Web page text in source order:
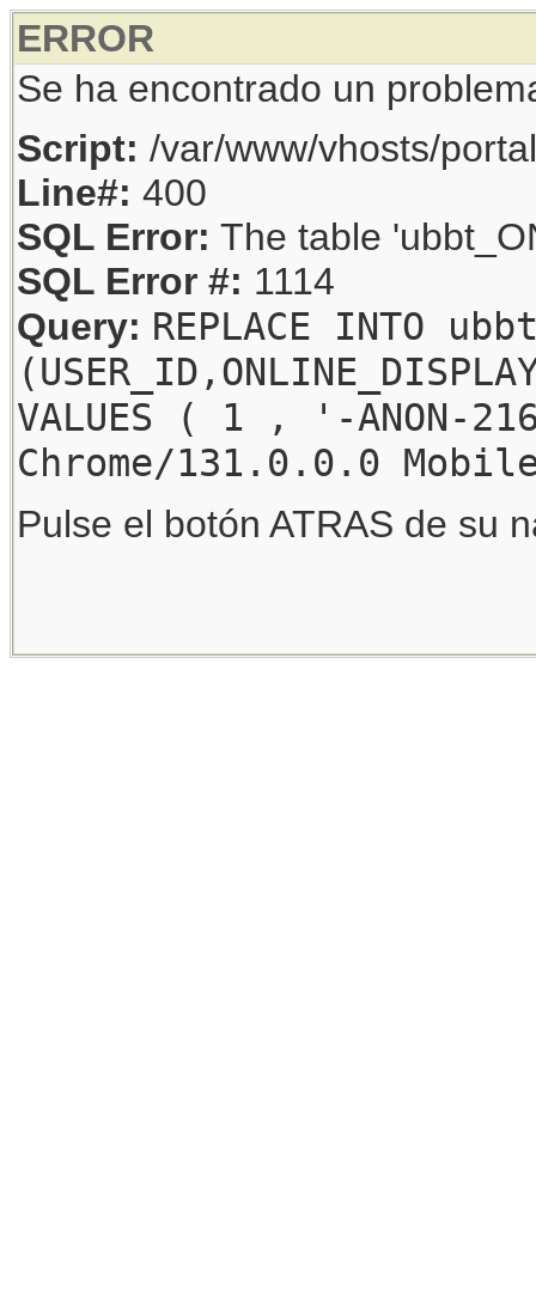
ERROR
Se ha encontrado un
Script: /var/www/vhosts/
Line#: 400
SQL Error: The table
SQL Error #: 1114
Query: REPLACE INTO
VALUES ( 1 , '-
Chrome/131.0.0.0
Pulse el botón ATRAS de su